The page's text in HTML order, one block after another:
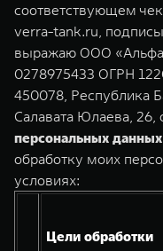
TANK 500
от 6 499 000 ₽
ПОКУПКА АВТОМОБИЛЯ
TANK Финансы
Корпоративным
TANK ФИНАНСЫ
TANK Кредит
Сервис
Специальные
Моторные масла
ЦИФРОВЫЕ СЕРВИСЫ
Цифровые сервисы
соответствующем
verra-tank.ru,
выражаю ООО
0278975433 ОГРН
450078, Республика
Салавата Юлаева, 26,
персональных
обработку моих
условиях:
Цели обработки